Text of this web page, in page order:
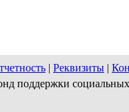
| Реквизиты |
поддержки